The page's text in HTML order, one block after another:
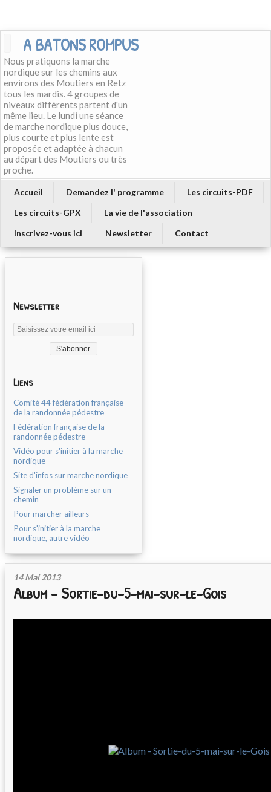
A BATONS ROMPUS
Nous pratiquons la marche
nordique sur les chemins aux
environs des Moutiers en Retz
tous les mardis. 4 groupes de
niveaux différents partent d'un
même lieu. Le lundi une séance
de marche nordique plus douce,
plus courte et plus lente est
proposée et adaptée à chacun
au départ des Moutiers ou très
proche.
Accueil Demandez l' programme
Les circuits-PDF
Les circuits-GPX
La vie de l'association
Inscrivez-vous ici
Newsletter Contact
Newsletter
Liens
Comité 44 fédération française
de la randonnée pédestre
Fédération française de la
randonnée pédestre
Vidéo pour s'initier à la marche
nordique
Site d'infos sur marche nordique
Signaler un problème sur un
chemin
Pour marcher ailleurs
Pour s'initier à la marche
nordique, autre vidéo
14 Mai 2013
Album - Sortie-du-5-mai-sur-le-Gois